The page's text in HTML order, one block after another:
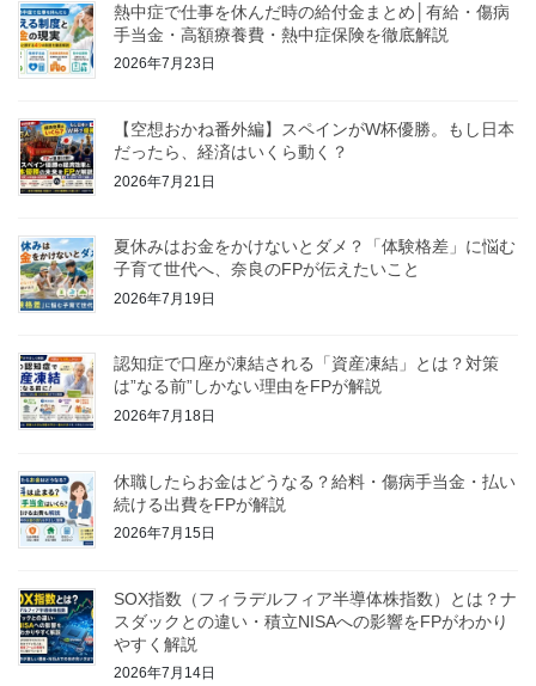
熱中症で仕事を休んだ時の給付金まとめ│有給・傷病
手当金・高額療養費・熱中症保険を徹底解説
2026年7月23日
【空想おかね番外編】スペインがW杯優勝。もし日本
だったら、経済はいくら動く？
2026年7月21日
夏休みはお金をかけないとダメ？「体験格差」に悩む
子育て世代へ、奈良のFPが伝えたいこと
2026年7月19日
認知症で口座が凍結される「資産凍結」とは？対策
は”なる前”しかない理由をFPが解説
2026年7月18日
休職したらお金はどうなる？給料・傷病手当金・払い
続ける出費をFPが解説
2026年7月15日
SOX指数（フィラデルフィア半導体株指数）とは？ナ
スダックとの違い・積立NISAへの影響をFPがわかり
やすく解説
2026年7月14日